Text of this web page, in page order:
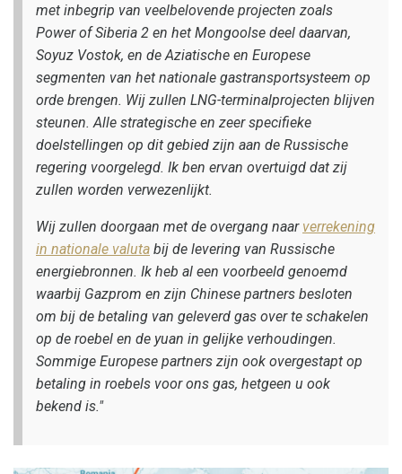
met inbegrip van veelbelovende projecten zoals
Power of Siberia 2 en het Mongoolse deel daarvan,
Soyuz Vostok, en de Aziatische en Europese
segmenten van het nationale gastransportsysteem op
orde brengen. Wij zullen LNG-terminalprojecten blijven
steunen. Alle strategische en zeer specifieke
doelstellingen op dit gebied zijn aan de Russische
regering voorgelegd. Ik ben ervan overtuigd dat zij
zullen worden verwezenlijkt.
Wij zullen doorgaan met de overgang naar verrekening
in nationale valuta bij de levering van Russische
energiebronnen. Ik heb al een voorbeeld genoemd
waarbij Gazprom en zijn Chinese partners besloten
om bij de betaling van geleverd gas over te schakelen
op de roebel en de yuan in gelijke verhoudingen.
Sommige Europese partners zijn ook overgestapt op
betaling in roebels voor ons gas, hetgeen u ook
bekend is."